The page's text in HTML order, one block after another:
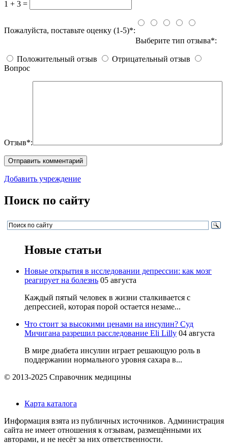
1 + 3 =
Пожалуйста, поставьте оценку (1-5)*:
Выберите тип отзыва*:
Положительный отзыв
Отрицательный отзыв
Вопрос
Отзыв*:
Добавить учреждение
Поиск по сайту
Новые статьи
Новые открытия в исследовании депрессии: как мозг
реагирует на болезнь 05 августа
Каждый пятый человек в жизни сталкивается с
депрессией, которая порой остается незаме...
Что стоит за высокими ценами на инсулин? Суд
Мичигана разрешил расследование Eli Lilly 04 августа
В мире диабета инсулин играет решающую роль в
поддержании нормального уровня сахара в...
© 2013-2025 Справочник медицины
Карта каталога
Информация взята из публичных источников. Администрация
сайта не имеет отношения к отзывам, размещёнными их
авторами, и не несёт за них ответственности.